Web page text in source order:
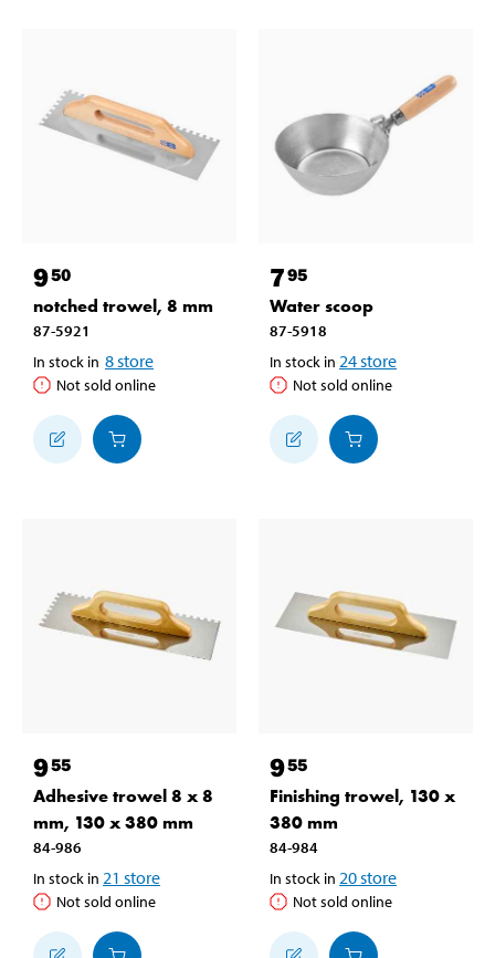
950
notched trowel, 8 mm
87-5921
In stock in 8store
Not sold online
795
Water scoop
87-5918
In stock in 24store
Not sold online
955
Adhesive trowel 8 x 8
mm, 130 x 380 mm
84-986
In stock in 21 store
Not sold online
955
Finishing trowel, 130 x
380 mm
84-984
In stock in 20store
Not sold online